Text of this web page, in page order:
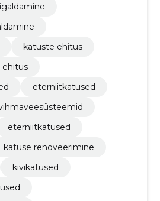
katuste ehitus
ehitus
eterniitkatused
eterniitkatused
katuse renoveerimine
kivikatused